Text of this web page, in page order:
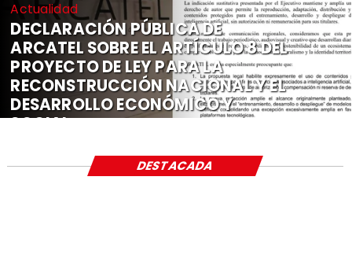
Actualidad
DECLARACIÓN PÚBLICA DE
ARCATEL SOBRE EL ARTÍCULO 8 DEL
PROYECTO DE LEY PARA LA
RECONSTRUCCIÓN NACIONAL Y EL
DESARROLLO ECONÓMICO Y
SOCIAL
DESTACADA